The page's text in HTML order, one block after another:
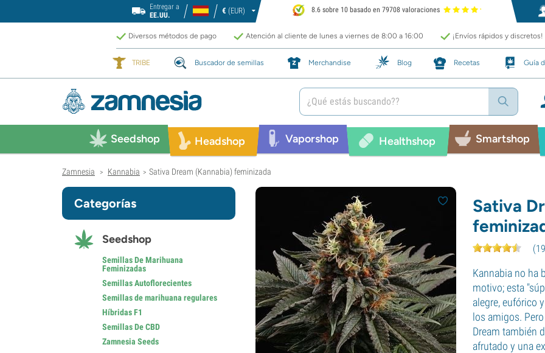
Entregar a
EE.UU.
€ (EUR) 8.6 sobre 10 basado en 79708 valoraciones
Diversos métodos de pago Atención al cliente de lunes a viernes de 8:00 a 16:00 ¡Envíos rápidos y discretos!
TRIBE Buscador de semillas Merchandise Blog Recetas Guía
Seedshop Headshop Vaporshop Healthshop Smartshop
Zamnesia > Kannabia > Sativa Dream (Kannabia) feminizada
Sativa
(
Kannabia no ha
motivo; esta
alegre, eufórico
los amigos.
Dream también
afrutado y una
Categorías
Seedshop
Semillas De Marihuana
Feminizadas
Semillas Autoflorecientes
Semillas de marihuana regulares
Híbridas F1
Semillas De CBD
Zamnesia Seeds